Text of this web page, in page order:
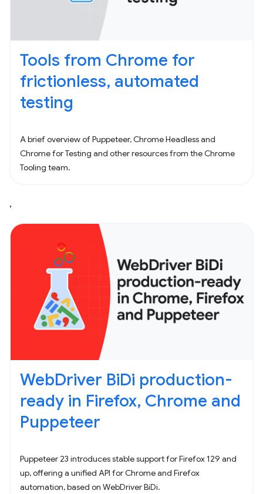
Tools from Chrome for
frictionless, automated
testing
A brief overview of Puppeteer, Chrome Headless and
Chrome for Testing and other resources from the Chrome
Tooling team.
,
WebDriver BiDi production-
ready in Firefox, Chrome and
Puppeteer
Puppeteer 23 introduces stable support for Firefox 129 and
up, offering a unified API for Chrome and Firefox
automation, based on WebDriver BiDi.